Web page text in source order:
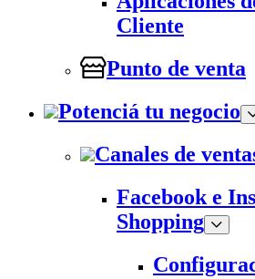
Cliente
Punto de venta
Potenciá tu negocio
Canales de
Facebook e
Shopping